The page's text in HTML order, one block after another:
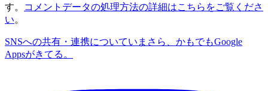
す。
コメントデータの処理方法の詳細はこちらをご覧くださ
い。
SNSへの共有・連携についていまさら、かもでもGoogle
Appsがきてる。